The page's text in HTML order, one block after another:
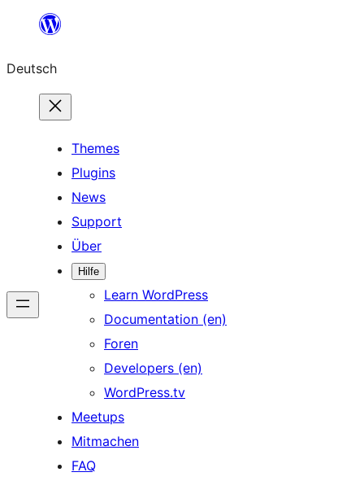
springen
Deutsch
Themes
Plugins
News
Support
Über
Hilfe
Learn WordPress
Documentation (en)
Foren
Developers (en)
WordPress.tv
Meetups
Mitmachen
FAQ